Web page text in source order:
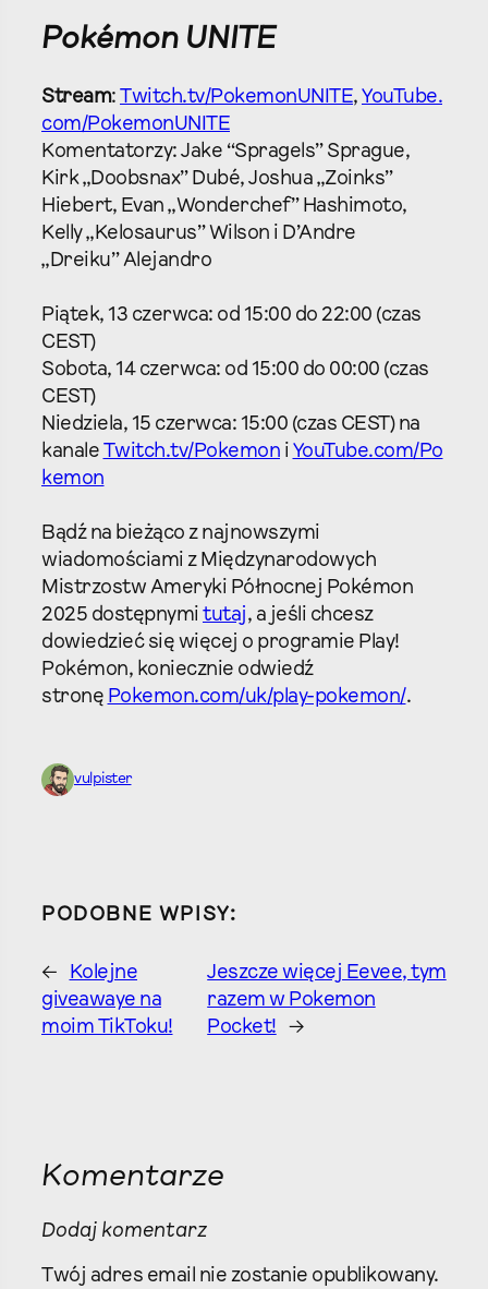
Pokémon UNITE
Stream: Twitch.tv/PokemonUNITE, YouTube.
com/PokemonUNITE
Komentatorzy: Jake “Spragels” Sprague,
Kirk „Doobsnax” Dubé, Joshua „Zoinks”
Hiebert, Evan „Wonderchef” Hashimoto,
Kelly „Kelosaurus” Wilson i D’Andre
„Dreiku” Alejandro
Piątek, 13 czerwca: od 15:00 do 22:00 (czas
CEST)
Sobota, 14 czerwca: od 15:00 do 00:00 (czas
CEST)
Niedziela, 15 czerwca: 15:00 (czas CEST) na
kanale Twitch.tv/Pokemon i YouTube.com/Po
kemon
Bądź na bieżąco z najnowszymi
wiadomościami z Międzynarodowych
Mistrzostw Ameryki Północnej Pokémon
2025 dostępnymi tutaj, a jeśli chcesz
dowiedzieć się więcej o programie Play!
Pokémon, koniecznie odwiedź
stronę Pokemon.com/uk/play-pokemon/.
vulpister
PODOBNE WPISY:
←
Kolejne
giveawaye na
moim TikToku!
Jeszcze więcej Eevee, tym
razem w Pokemon
Pocket!
→
Komentarze
Dodaj komentarz
Twój adres email nie zostanie opublikowany.